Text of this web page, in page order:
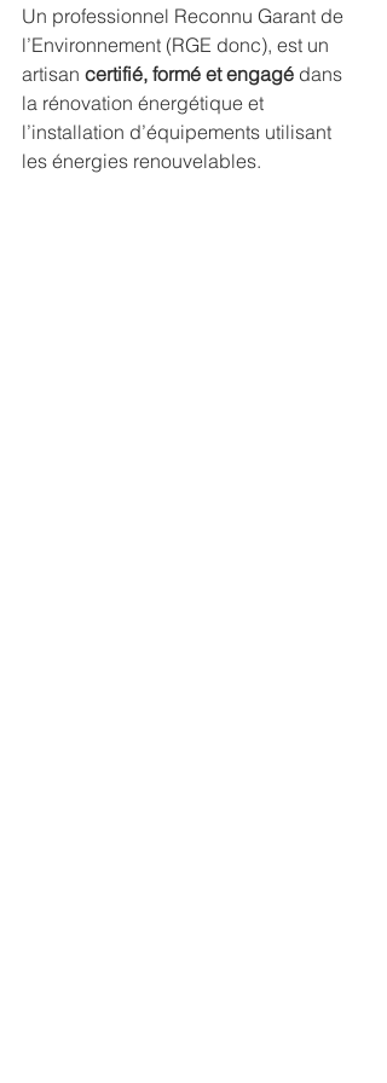
Un professionnel Reconnu Garant de
l’Environnement (RGE donc), est un
artisan certifié, formé et engagé dans
la rénovation énergétique et
l’installation d’équipements utilisant
les énergies renouvelables.